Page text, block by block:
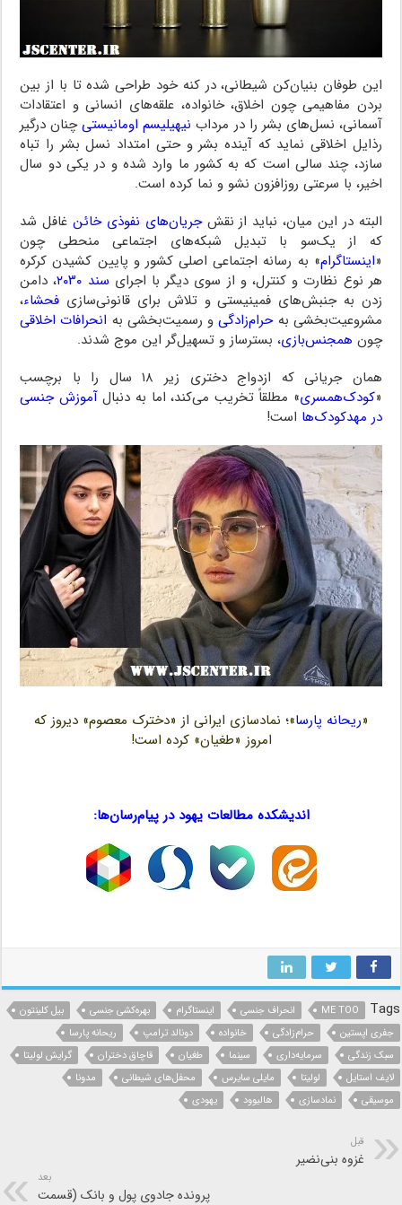
این طوفان بنیان‌کن شیطانی، در کنه خود طراحی شده تا با از بین
بردن مفاهیمی چون اخلاق، خانواده، علقه‌های انسانی و اعتقادات
آسمانی، نسل‌های بشر را در مرداب نیهیلیسم اومانیستیچنان درگیر
رذایل اخلاقی نماید که آینده بشر و حتی امتداد نسل بشر را تباه
سازد، چند سالی است که به کشور ما وارد شده و در یکی دو سال
اخیر، با سرعتی روزافزون نشو و نما کرده است.
البته در این میان، نباید از نقشجریان‌های نفوذی خائن غافل شد
که از یک‌سو با تبدیل شبکه‌های اجتماعی منحطی چون
«اینستاگرام» به رسانه اجتماعی اصلی کشور و پایین کشیدن کرکره
هر نوع نظارت و کنترل، و از سوی دیگر با اجرای سند ۲۰۳۰
، دامن
زدن به جنبش‌های فمینیستی و تلاش برای قانونی‌سازی فحشاء،
مشروعیت‌بخشی بهحرام‌زادگیو رسمیت‌بخشی به انحرافات اخلاقی
چون همجنس‌بازی، بسترساز و تسهیل‌گر این موج شدند.
همان جریانی که ازدواج دختری زیر ۱۸ سال را با برچسب
«کودک‌همسری» مطلقاً تخریب می‌کند، اما به دنبالآموزش جنسی
در مهدکودک‌ها است!
«ریحانه پارسا»؛ نمادسازی ایرانی از «دخترک معصوم» دیروز که
امروز «طغیان» کرده است!
اندیشکده مطالعات یهود در پیام‌رسان‌ها:
…
…
…
Tags
ME TOO انحراف جنسی اینستاگرام بهره‌کشی جنسی
بیل کلینتون
جفری اپستین
حرام‌زادگی خانواده دونالد ترامپ
ریحانه پارسا
سبک زندگی
سرمایه‌داری سینما طغیان قاچاق دختران
گرایش لولیتا
لایف استایل
لولیتا مایلی سایرس محفل‌های شیطانی
مدونا
موسیقی
نمادسازی هالیوود یهودی
قبل
غزوه بنی‌نضیر
بعد
پرونده جادوی پول و بانک (قسمت